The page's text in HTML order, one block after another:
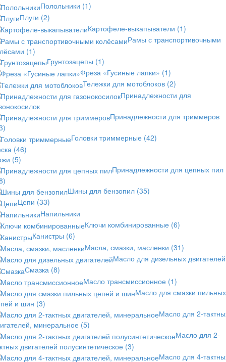
Полольники (1)
Плуги (2)
Картофеле-выкапыватели (1)
Рамы с транспортивочными
(1)
Грунтозацепы (1)
Фреза «Гусиные лапки» (1)
Тележки для мотоблоков (2)
Принадлежности для
Принадлежности для триммеров
Головки триммерные (42)
(46)
(5)
Принадлежности для цепных пил
Шины для бензопил (35)
Цепи (33)
Напильники
Ключи комбинированные (6)
Канистры (6)
Масла, смазки, масленки (31)
Масло для дизельных двигателей
Смазка (8)
Масло трансмиссионное (1)
Масло для смазки пильных
и шин (3)
Масло для 2-
минеральное (5)
Масло для 2-
двигателей полусинтетическое (3)
Масло для 4-